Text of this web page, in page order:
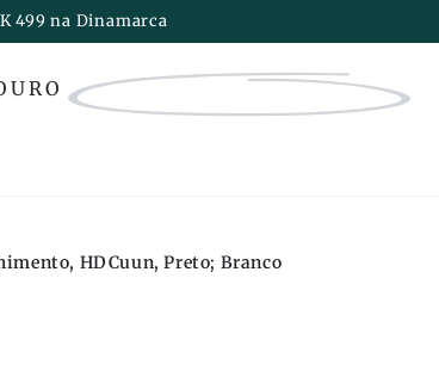
499 na Dinamarca
HDCuun, Preto; Branco